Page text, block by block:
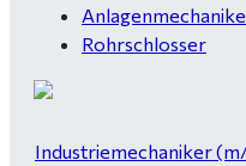
Rohrschlosser
Industriemechaniker